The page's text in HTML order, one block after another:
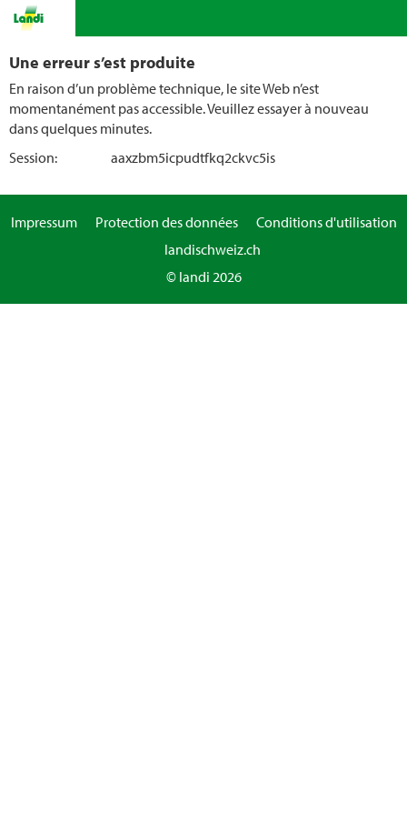
Une erreur s’est produite
En raison d’un problème technique, le site Web n’est
momentanément pas accessible. Veuillez essayer à nouveau
dans quelques minutes.
Session:
aaxzbm5icpudtfkq2ckvc5is
Impressum Protection des données
Conditions d'utilisation
landischweiz.ch
© landi 2026